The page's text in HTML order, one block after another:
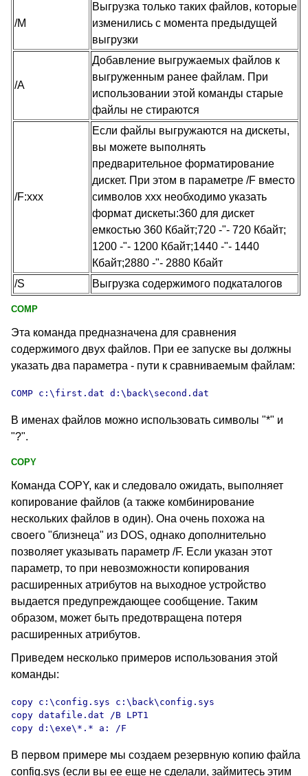
/M
Выгрузка только таких файлов, которые
изменились с момента предыдущей
выгрузки
/A
Добавление выгружаемых файлов к
выгруженным ранее файлам. При
использовании этой команды старые
файлы не стираются
/F:xxx
Если файлы выгружаются на дискеты,
вы можете выполнять
предварительное форматирование
дискет. При этом в параметре /F вместо
символов xxx необходимо указать
формат дискеты:360 для дискет
емкостью 360 Кбайт;720 -"- 720 Кбайт;
1200 -"- 1200 Кбайт;1440 -"- 1440
Кбайт;2880 -"- 2880 Кбайт
/S
Выгрузка содержимого подкаталогов
COMP
Эта команда предназначена для сравнения
содержимого двух файлов. При ее запуске вы должны
указать два параметра - пути к сравниваемым файлам:
COMP c:\first.dat d:\back\second.dat
В именах файлов можно использовать символы "*" и
"?".
COPY
Команда COPY, как и следовало ожидать, выполняет
копирование файлов (а также комбинирование
нескольких файлов в один). Она очень похожа на
своего "близнеца" из DOS, однако дополнительно
позволяет указывать параметр /F. Если указан этот
параметр, то при невозможности копирования
расширенных атрибутов на выходное устройство
выдается предупреждающее сообщение. Таким
образом, может быть предотвращена потеря
расширенных атрибутов.
Приведем несколько примеров использования этой
команды:
copy c:\config.sys c:\back\config.sys
copy datafile.dat /B LPT1
copy d:\exe\*.* a: /F
В первом примере мы создаем резервную копию файла
config.sys (если вы ее еще не сделали, займитесь этим